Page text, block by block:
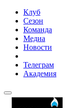
Клуб
Сезон
Команда
Медиа
Новости
Телеграм
Академия